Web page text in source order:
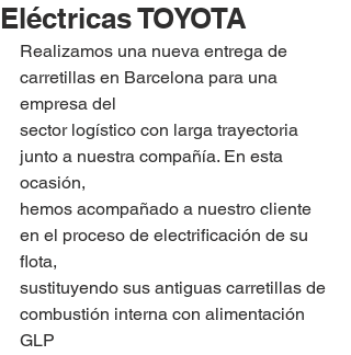
Eléctricas TOYOTA
Realizamos una nueva entrega de
carretillas en Barcelona para una
empresa del
sector logístico con larga trayectoria
junto a nuestra compañía. En esta
ocasión,
hemos acompañado a nuestro cliente
en el proceso de electrificación de su
flota,
sustituyendo sus antiguas carretillas de
combustión interna con alimentación
GLP